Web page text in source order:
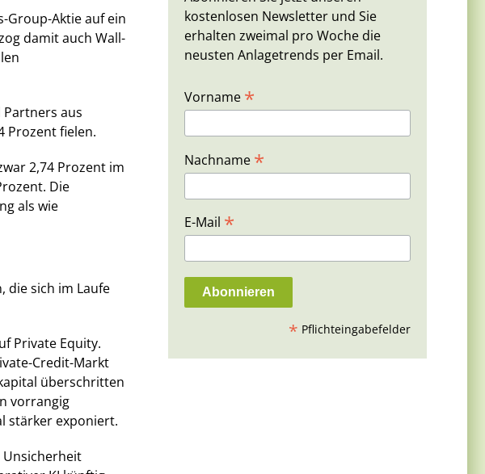
Group-Aktie auf ein
damit auch Wall-
Partners aus
Prozent fielen.
2,74 Prozent im
Die
als wie
die sich im Laufe
Private Equity.
Credit-Markt
überschritten
vorrangig
stärker exponiert.
Unsicherheit
kostenlosen Newsletter und Sie
erhalten zweimal pro Woche die
neusten Anlagetrends per Email.
Vorname *
Nachname *
E-Mail *
* Pflichteingabefelder